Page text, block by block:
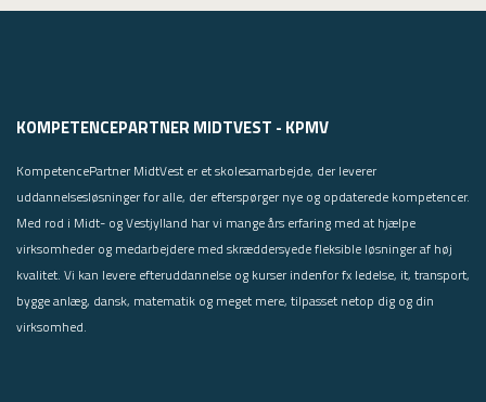
KOMPETENCEPARTNER MIDTVEST - KPMV
KompetencePartner MidtVest er et skolesamarbejde, der leverer
uddannelsesløsninger for alle, der efterspørger nye og opdaterede kompetencer.
Med rod i Midt- og Vestjylland har vi mange års erfaring med at hjælpe
virksomheder og medarbejdere med skræddersyede fleksible løsninger af høj
kvalitet. Vi kan levere efteruddannelse og kurser indenfor fx ledelse, it, transport,
bygge anlæg, dansk, matematik og meget mere, tilpasset netop dig og din
virksomhed.